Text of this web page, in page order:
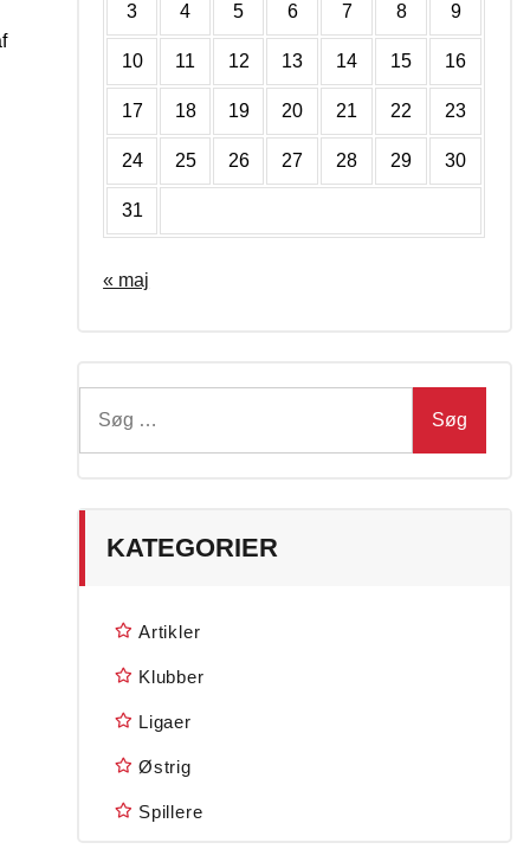
3 4 5 6 7 8 9
10 11 12 13 14 15 16
17 18 19 20 21 22 23
24 25 26 27 28 29 30
31
« maj
efter:
KATEGORIER
Artikler
Klubber
Ligaer
Østrig
Spillere